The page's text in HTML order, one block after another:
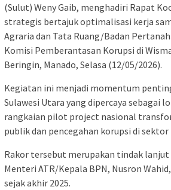
(Sulut) Weny Gaib, menghadiri Rapat
strategis bertajuk optimalisasi kerja
Agraria dan Tata Ruang/Badan
Komisi Pemberantasan Korupsi di
Beringin, Manado, Selasa (12/05/2026).
Kegiatan ini menjadi momentum
Sulawesi Utara yang dipercaya sebagai
rangkaian pilot project nasional
publik dan pencegahan korupsi di
Rakor tersebut merupakan tindak
Menteri ATR/Kepala BPN, Nusron
sejak akhir 2025.